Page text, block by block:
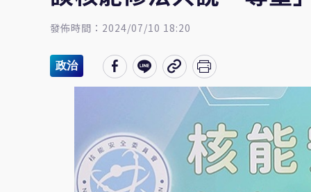
發佈時間：2024/07/10 18:20
政治